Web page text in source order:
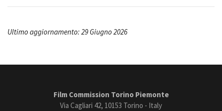
Ultimo aggiornamento: 29 Giugno 2026
Film Commission Torino Piemonte
Via Cagliari 42, 10153 Torino - Italy